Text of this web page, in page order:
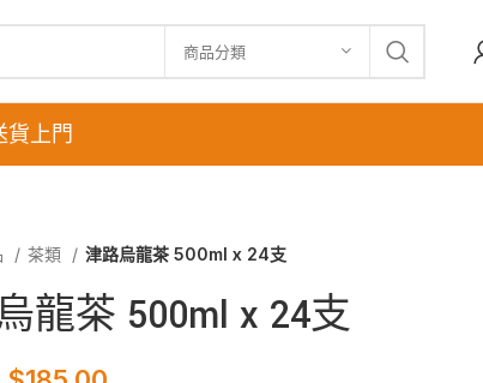
商品分類
貨上門
茶類 津路烏龍茶 500ml x 24支
龍茶 500ml x 24支